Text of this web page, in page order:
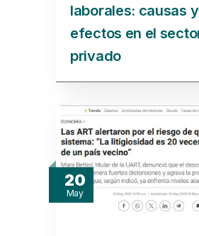
laborales: causas y
efectos en el
privado
20
May